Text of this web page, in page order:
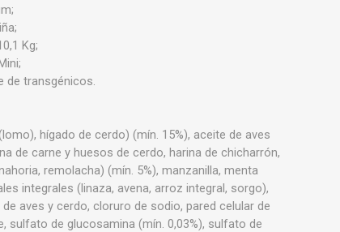
Kg;
de transgénicos.
hígado de cerdo) (mín. 15%), aceite de aves
de carne y huesos de cerdo, harina de chicharrón,
remolacha) (mín. 5%), manzanilla, menta
integrales (linaza, avena, arroz integral, sorgo),
aves y cerdo, cloruro de sodio, pared celular de
sulfato de glucosamina (mín. 0,03%), sulfato de